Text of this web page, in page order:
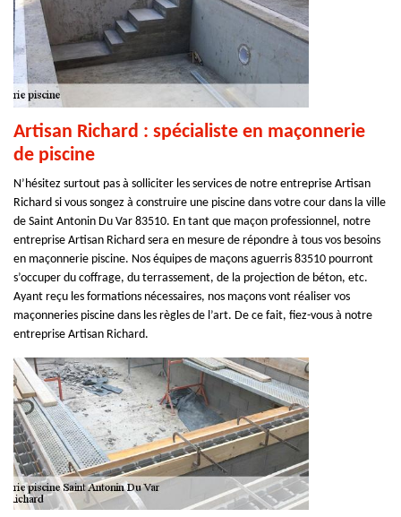
Artisan Richard : spécialiste en maçonnerie
de piscine
N’hésitez surtout pas à solliciter les services de notre entreprise Artisan
Richard si vous songez à construire une piscine dans votre cour dans la ville
de Saint Antonin Du Var 83510. En tant que maçon professionnel, notre
entreprise Artisan Richard sera en mesure de répondre à tous vos besoins
en maçonnerie piscine. Nos équipes de maçons aguerris 83510 pourront
s’occuper du coffrage, du terrassement, de la projection de béton, etc.
Ayant reçu les formations nécessaires, nos maçons vont réaliser vos
maçonneries piscine dans les règles de l’art. De ce fait, fiez-vous à notre
entreprise Artisan Richard.